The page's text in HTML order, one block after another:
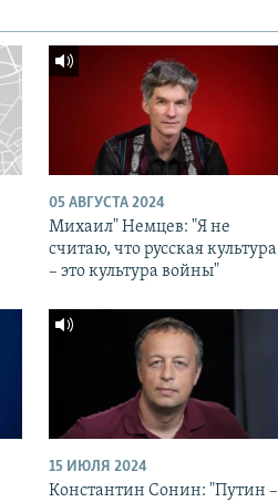
05 АВГУСТА 2024
Михаил" Немцев: "Я не
считаю, что русская культура
– это культура войны"
15 ИЮЛЯ 2024
Константин Сонин: "Путин –